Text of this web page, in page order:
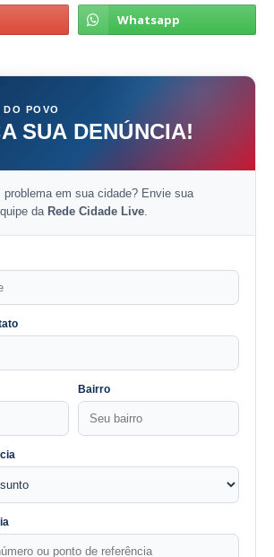
POVO
SUA DENÚNCIA!
problema em sua cidade? Envie sua
da Rede Cidade Live.
Bairro